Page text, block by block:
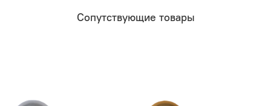
Сопутствующие товары